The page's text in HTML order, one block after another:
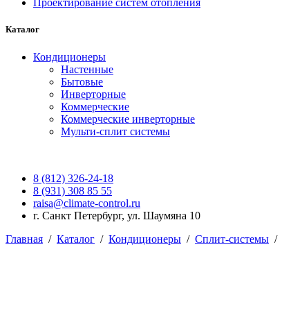
Проектирование систем отопления
Каталог
Кондиционеры
Настенные
Бытовые
Инверторные
Коммерческие
Коммерческие инверторные
Мульти-сплит системы
8 (812) 326-24-18
8 (931) 308 85 55
raisa@climate-control.ru
г. Санкт Петербург, ул. Шаумяна 10
Главная / Каталог / Кондиционеры / Сплит-системы /